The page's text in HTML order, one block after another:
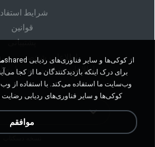
شرايط
قوانين
پشتیبانی
اطلاعات شخصی من
اطلاعات شخصی من را به
برای درک اینکه بازدیدکنندگان ما از کجا
وب‌سایت ما استفاده می‌کند. با استفاده از
کوکی‌ها و سایر فناوری‌های ردیابی رضایت
موافقم